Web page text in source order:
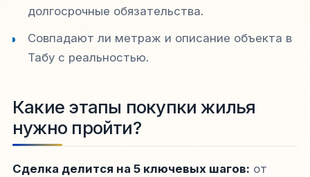
долгосрочные обязательства.
Совпадают ли метраж и описание объекта в
Табу с реальностью.
Какие этапы покупки жилья
нужно пройти?
Сделка делится на 5 ключевых шагов: от